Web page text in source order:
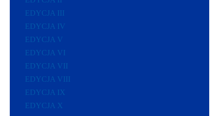
EDYCJA III
EDYCJA IV
EDYCJA V
EDYCJA VI
EDYCJA VII
EDYCJA VIII
EDYCJA IX
EDYCJA X